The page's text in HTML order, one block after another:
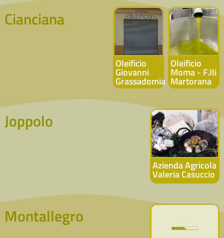
Cianciana
Oleificio
Giovanni
Grassadomia
Oleificio
Moma - F.lli
Martorana
Joppolo
Azienda Agricola
Valeria Casuccio
Montallegro